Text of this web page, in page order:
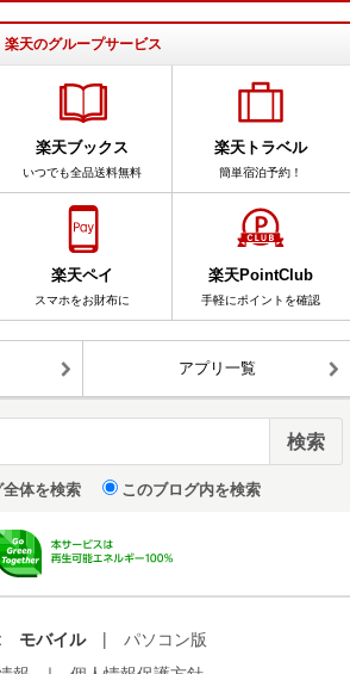
楽天のグループサービス
楽天ブックス
いつでも全品送料無料
楽天トラベル
簡単宿泊予約！
楽天ペイ
スマホをお財布に
楽天PointClub
手軽にポイントを確認
アプリ一覧
体を検索 このブログ内を検索
モバイル |
パソコン版